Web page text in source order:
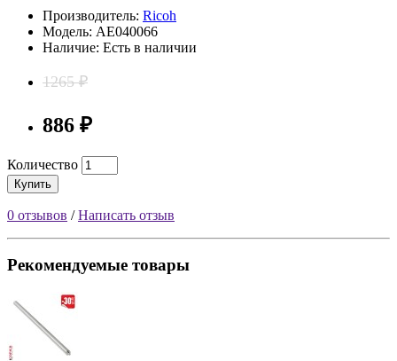
Производитель: Ricoh
Модель: AE040066
Наличие: Есть в наличии
1265 ₽
886 ₽
Количество
Купить
0 отзывов /Написать отзыв
Рекомендуемые товары